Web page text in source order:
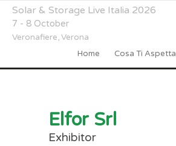
Solar & Storage Live Italia 2026
7 - 8 October
Veronafiere,Verona
Home Cosa Ti Aspetta
Elfor Srl
Exhibitor